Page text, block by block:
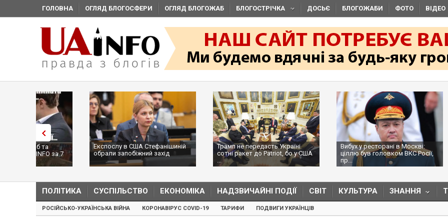
ГОЛОВНА ОГЛЯД БЛОГОСФЕРИ ОГЛЯД БЛОГОЖАБ БЛОГОСТРІЧКА ДОСЬЄ БЛОГОЖАБИ ФОТО ВІДЕО
Експослу в США Стефанішиній
обрали запобіжний захід
Трамп не передасть Україні
сотні ракет до Patriot, бо у США
Вибух у ресторані в Москві:
ціллю був головком ВКС Росії,
пр...
Вибух у
загиблими:
ресторан...
ПОЛІТИКА СУСПІЛЬСТВО ЕКОНОМІКА НАДЗВИЧАЙНІ ПОДІЇ СВІТ КУЛЬТУРА ЗНАННЯ
РОСІЙСЬКО-УКРАЇНСЬКА ВІЙНА КОРОНАВІРУС COVID-19 ТАРИФИ ПОДВИГИ УКРАЇНЦІВ